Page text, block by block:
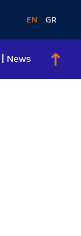
EN GR
News